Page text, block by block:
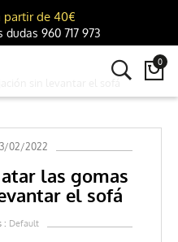
partir de 40€
960 717 973
0
sin levantar el sofá
02/2022
las gomas
el sofá
: Default